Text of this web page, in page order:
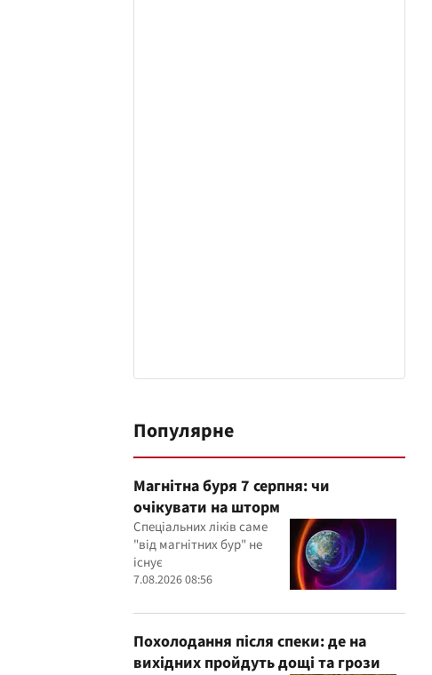
Популярне
Магнітна буря 7 серпня: чи
очікувати на шторм
Спеціальних ліків саме
"від магнітних бур" не
існує
7.08.2026 08:56
Похолодання після спеки: де на
вихідних пройдуть дощі та грози